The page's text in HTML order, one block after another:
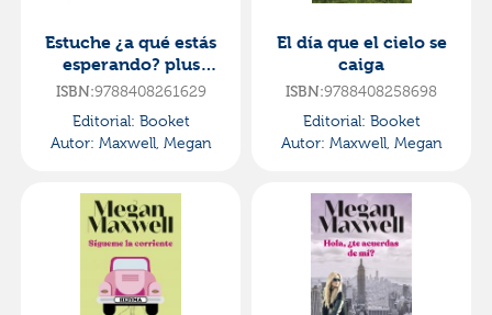
Estuche ¿a qué estás
esperando? plus
tampoco pido tanto
ISBN:9788408261629
Editorial: Booket
Autor: Maxwell, Megan
El día que el cielo se
caiga
ISBN:9788408258698
Editorial: Booket
Autor: Maxwell, Megan